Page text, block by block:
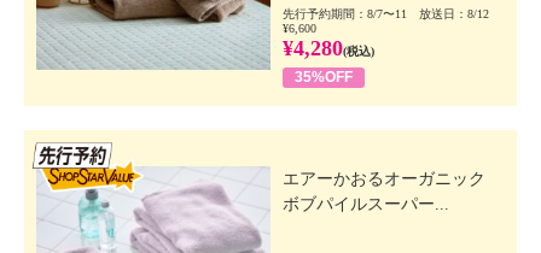
先行予約期間：8/7〜11 放送日：8/12
¥6,600
¥4,280(税込)
35%OFF
エアーかおるオーガニック
ボブパイルスーパー...